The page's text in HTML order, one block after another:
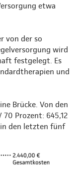
etwa
von der so
wird
festgelegt. Es
und
Brücke. Von den
Prozent: 645,12
den letzten fünf